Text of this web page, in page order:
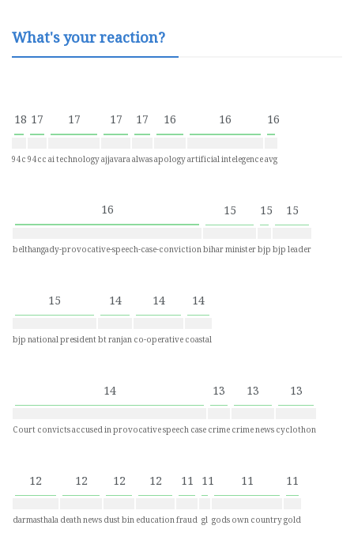
What's your reaction?
18
94c
17
94cc
17
ai technology
17
ajjavara
17
alwas
16
apology
16
artificial intelegence
16
avg
16
belthangady-provocative-speech-case-conviction
15
bihar minister
15
bjp
15
bjp leader
15
bjp national president
14
bt ranjan
14
co-operative
14
coastal
14
Court convicts accused in provocative speech case
13
crime
13
crime news
13
cyclothon
12
darmasthala
12
death news
12
dust bin
12
education
11
fraud
11
gl
11
gods own country
11
gold